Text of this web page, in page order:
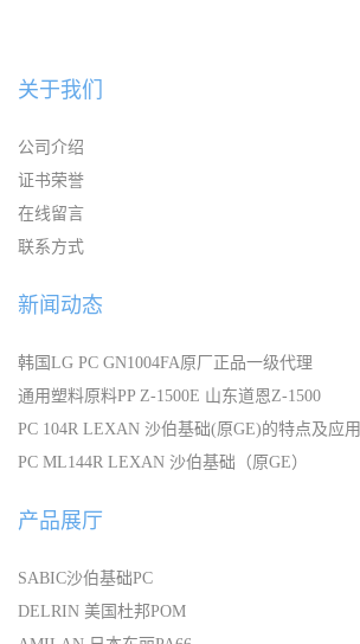
关于我们
公司介绍
证书荣誉
在线留言
联系方式
新闻动态
韩国LG PC GN1004FA原厂正品一级代理
通用塑料原料PP Z-1500E 山东道恩Z-1500
PC 104R LEXAN 沙伯基础(原GE)的特点及应用
PC ML144R LEXAN 沙伯基础（原GE）
产品展厅
SABIC沙伯基础PC
DELRIN 美国杜邦POM